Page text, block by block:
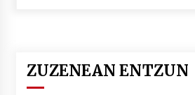
ZUZENEAN ENTZUN